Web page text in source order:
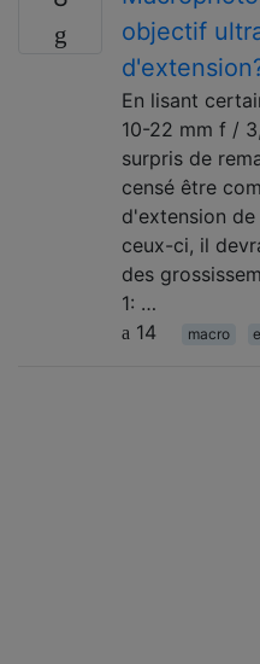
objectif
En lisant
10-22 mm f /
surpris de
censé être
d'extension
ceux-ci, il
des
1: …
14
macro